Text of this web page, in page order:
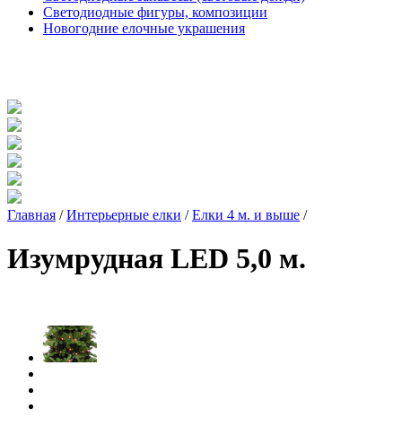
Светодиодные фигуры, композиции
Новогодние елочные украшения
Главная / Интерьерные елки / Елки 4 м. и выше /
Изумрудная LED 5,0 м.